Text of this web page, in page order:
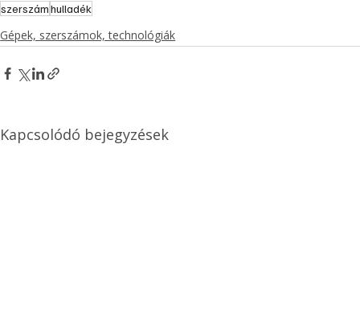
szerszámhulladék
Gépek, szerszámok, technológiák
Kapcsolódó bejegyzések